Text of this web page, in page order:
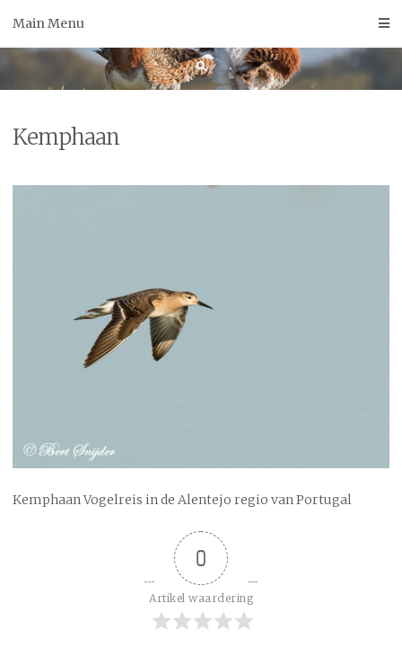
Main Menu
Kemphaan
Kemphaan Vogelreis in de Alentejo regio van Portugal
0
Artikel waardering